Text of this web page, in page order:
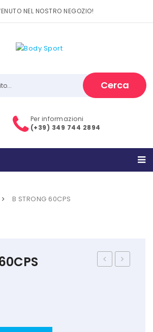
NEL NOSTRO NEGOZIO!
Cerca
Per informazioni
(+39) 349 744 2894
B STRONG 60CPS